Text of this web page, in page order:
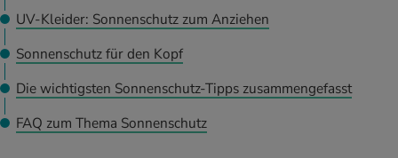
BMI berechnen
Personal Health Coaching
Kalorienverbrauch berechnen
Personal Health Coaching
Glücklich sein
Personal Health Coaching
Mund- & Zahnpflege
Personal Health Coaching
UV-Kleider: Sonnenschutz zum Anziehen
Sonnenschutz für den Kopf
Die wichtigsten Sonnenschutz-Tipps zusammengefasst
FAQ zum Thema Sonnenschutz